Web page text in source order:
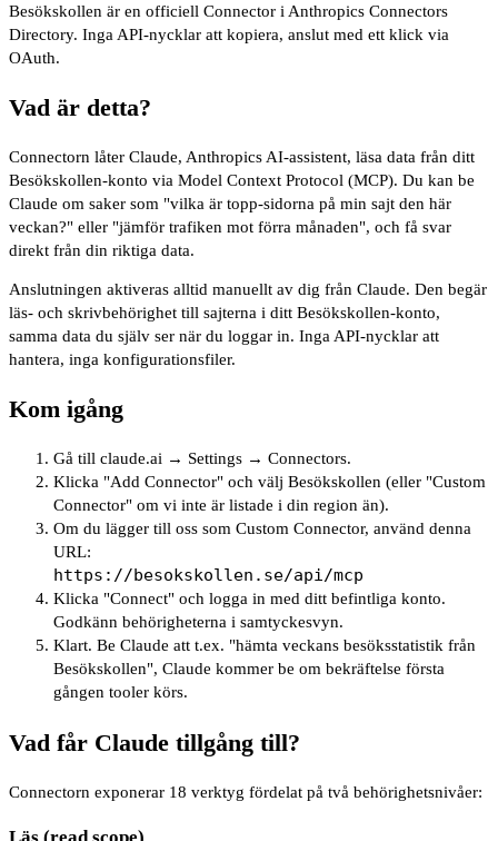
Besökskollen är en officiell Connector i Anthropics Connectors
Directory. Inga API-nycklar att kopiera, anslut med ett klick via
OAuth.
Vad är detta?
Connectorn låter Claude, Anthropics AI-assistent, läsa data från ditt
Besökskollen-konto via Model Context Protocol (MCP). Du kan be
Claude om saker som "vilka är topp-sidorna på min sajt den här
veckan?" eller "jämför trafiken mot förra månaden", och få svar
direkt från din riktiga data.
Anslutningen aktiveras alltid manuellt av dig från Claude. Den begär
läs- och skrivbehörighet till sajterna i ditt Besökskollen-konto,
samma data du själv ser när du loggar in. Inga API-nycklar att
hantera, inga konfigurationsfiler.
Kom igång
Gå till claude.ai → Settings → Connectors.
Klicka "Add Connector" och välj Besökskollen (eller "Custom
Connector" om vi inte är listade i din region än).
Om du lägger till oss som Custom Connector, använd denna
URL:
https://besokskollen.se/api/mcp
Klicka "Connect" och logga in med ditt befintliga konto.
Godkänn behörigheterna i samtyckesvyn.
Klart. Be Claude att t.ex. "hämta veckans besöksstatistik från
Besökskollen", Claude kommer be om bekräftelse första
gången tooler körs.
Vad får Claude tillgång till?
Connectorn exponerar 18 verktyg fördelat på två behörighetsnivåer:
Läs (read scope)